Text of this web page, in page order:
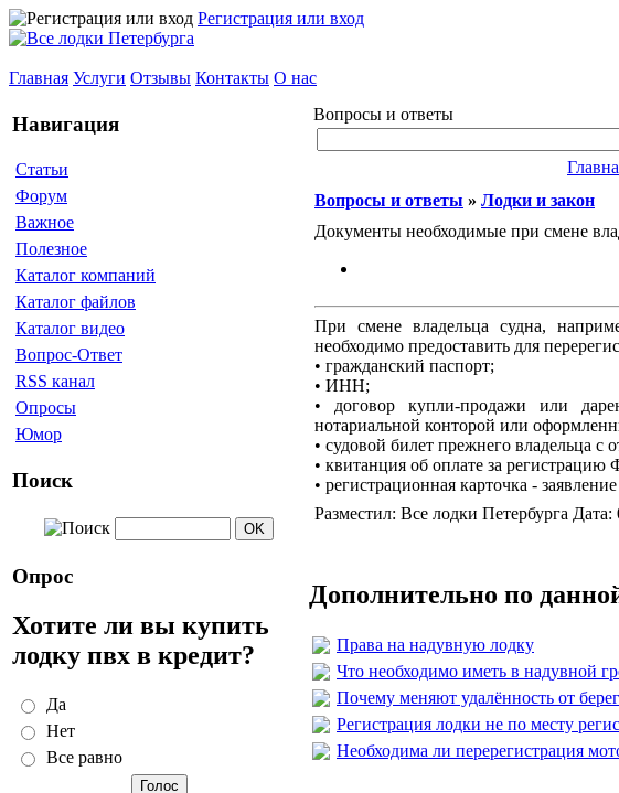
Регистрация или вход
Главная Услуги Отзывы Контакты О нас
Навигация
Статьи
Форум
Важное
Полезное
Каталог компаний
Каталог файлов
Каталог видео
Вопрос-Ответ
RSS канал
Опросы
Юмор
Поиск
Опрос
Хотите ли вы купить
лодку пвх в кредит?
Да
Нет
Все равно
Вопросы и ответы
Вопросы и ответы » Лодки и закон
Документы необходимые при смене
При смене владельца судна,
необходимо предоставить для
• гражданский паспорт;
• ИНН;
• договор купли-продажи или
нотариальной конторой или
• судовой билет прежнего владельца с
• квитанция об оплате за
• регистрационная карточка -
Разместил: Все лодки Петербурга
Дополнительно по
Права на надувную лодку
Что необходимо иметь в надувной
Почему меняют удалённость от
Регистрация лодки не по месту
Необходима ли перерегистрация